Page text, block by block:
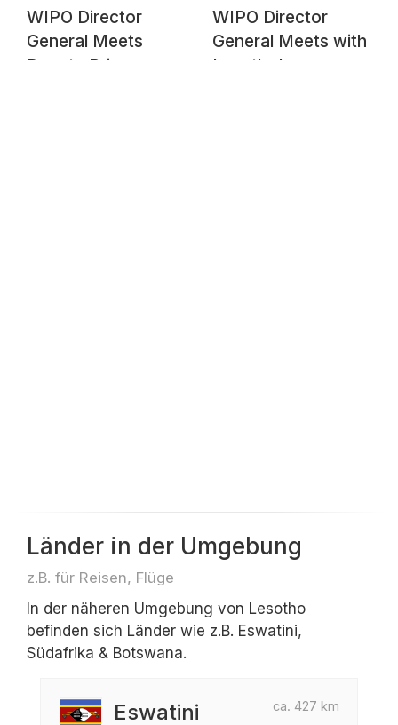
WIPO Director
General Meets
Deputy Prime
WIPO Director
General Meets with
Lesotho's
Länder in der Umgebung
z.B. für Reisen, Flüge
In der näheren Umgebung von Lesotho
befinden sich Länder wie z.B. Eswatini,
Südafrika & Botswana.
ca. 427 km
Eswatini